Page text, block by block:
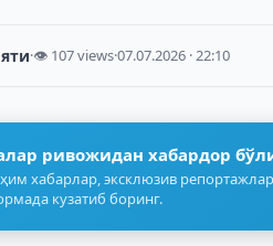
·👁 107 views·07.07.2026 · 22:10
ривожидан хабардор
хабарлар, эксклюзив
кузатиб боринг.